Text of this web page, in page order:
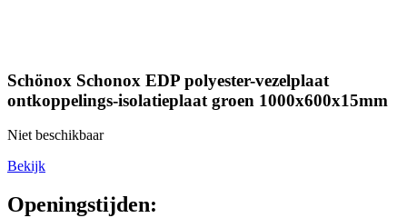
Schönox Schonox EDP polyester-vezelplaat
ontkoppelings-isolatieplaat groen 1000x600x15mm
Niet beschikbaar
Bekijk
Openingstijden: